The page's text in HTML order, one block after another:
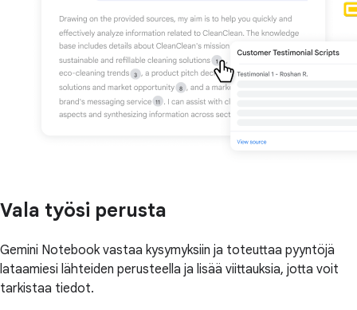
Vala työsi perusta
Gemini Notebook vastaa kysymyksiin ja toteuttaa pyyntöjä
lataamiesi lähteiden perusteella ja lisää viittauksia, jotta voit
tarkistaa tiedot.